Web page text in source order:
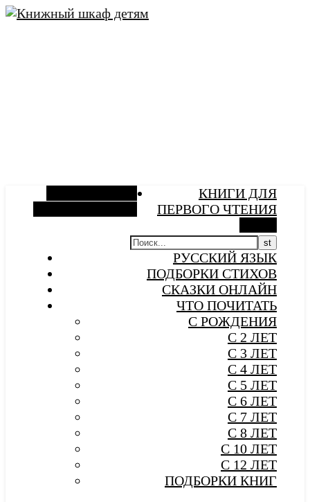
КНИГИ ДЛЯ
ПЕРВОГО ЧТЕНИЯ
РУССКИЙ ЯЗЫК
ПОДБОРКИ СТИХОВ
СКАЗКИ ОНЛАЙН
ЧТО ПОЧИТАТЬ
С РОЖДЕНИЯ
С 2 ЛЕТ
С 3 ЛЕТ
С 4 ЛЕТ
С 5 ЛЕТ
С 6 ЛЕТ
С 7 ЛЕТ
С 8 ЛЕТ
С 10 ЛЕТ
С 12 ЛЕТ
ПОДБОРКИ КНИГ